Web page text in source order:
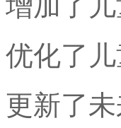
优化了
更新了